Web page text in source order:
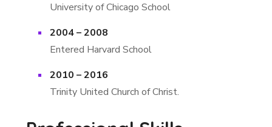
University of Chicago School
2004 – 2008
Entered Harvard School
2010 – 2016
Trinity United Church of Christ.